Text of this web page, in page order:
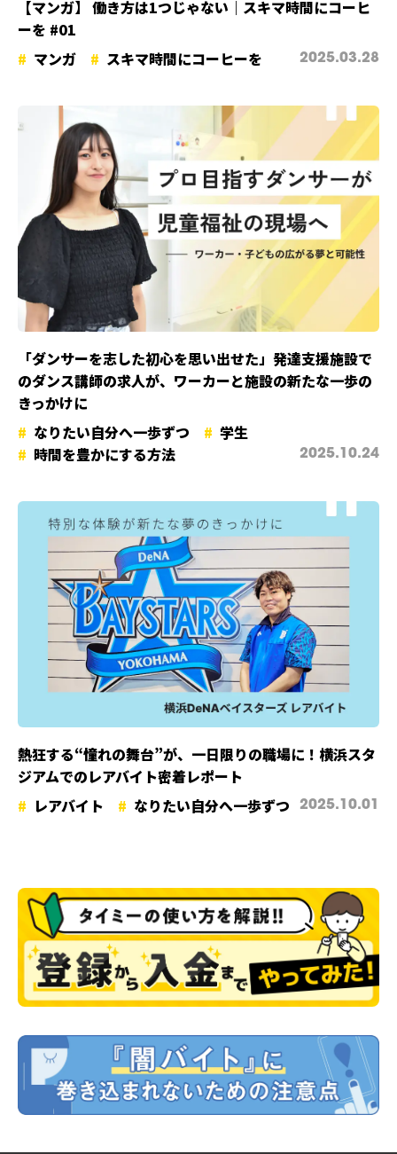
【マンガ】 働き方は1つじゃない｜スキマ時間にコーヒ
ーを #01
マンガ
スキマ時間にコーヒーを 2025.03.28
「ダンサーを志した初心を思い出せた」発達支援施設で
のダンス講師の求人が、ワーカーと施設の新たな一歩の
きっかけに
なりたい自分へ一歩ずつ
学生
時間を豊かにする方法
2025.10.24
熱狂する“憧れの舞台”が、一日限りの職場に！横浜スタ
ジアムでのレアバイト密着レポート
レアバイト
なりたい自分へ一歩ずつ 2025.10.01